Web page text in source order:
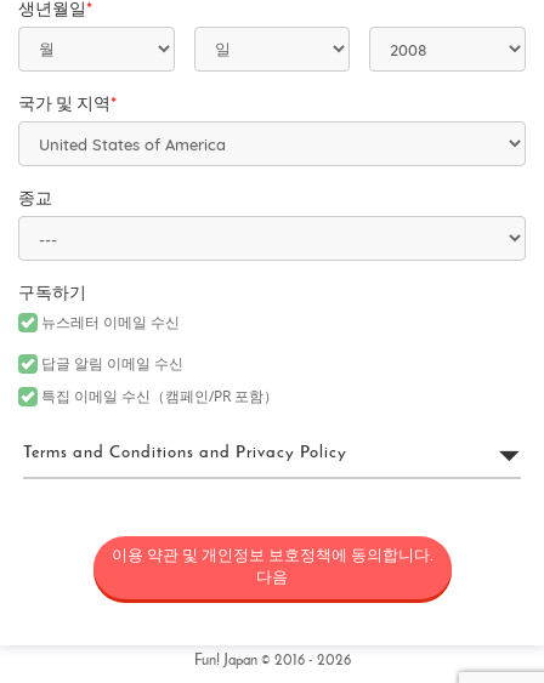
생년월일 *
국가 및 지역 *
종교
구독하기
뉴스레터 이메일 수신
답글 알림 이메일 수신
특집 이메일 수신（캠페인/PR 포함）
Terms and Conditions and Privacy Policy
“FUN! JAPAN”은 Fun! Japan 웹사이트(웹 도메인 fun-japan.jp/intl을
포함하되 이에 국한되지 않으며, 추후 어떤 이유로든 개정 또는 변경
될 수 있음)(“사이트”)의 운영을 포함한 서비스를 제공하는 프로젝트
를 통칭하며, 일본의 상품과 서비스를 소비자에게 소개함으로써 일
이용 약관 및 개인정보 보호정책에 동의합니다.
다음
Fun! Japan © 2016 - 2026